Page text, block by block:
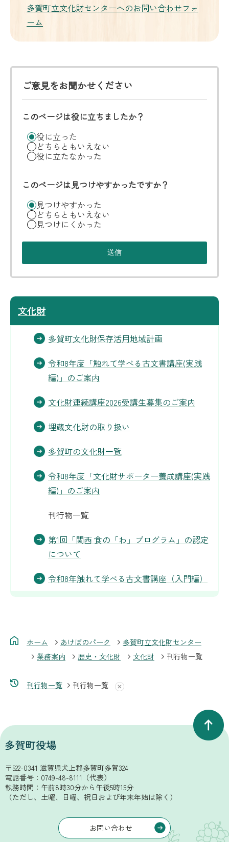
多賀町立文化財センターへのお問い合わせフォ
ーム
ご意見をお聞かせください
このページは役に立ちましたか？
役に立った
どちらともいえない
役に立たなかった
このページは見つけやすかったですか？
見つけやすかった
どちらともいえない
見つけにくかった
文化財
多賀町文化財保存活用地域計画
令和8年度「触れて学べる古文書講座(実践
編)」のご案内
文化財連続講座2026受講生募集のご案内
埋蔵文化財の取り扱い
多賀町の文化財一覧
令和8年度「文化財サポーター養成講座(実践
編)」のご案内
刊行物一覧
第1回「関西 食の「わ」プログラム」の認定
について
令和8年触れて学べる古文書講座（入門編）
ホーム あけぼのパーク
多賀町立文化財センター
業務案内
歴史・文化財 文化財 刊行物一覧
刊行物一覧 刊行物一覧
〒522-0341 滋賀県犬上郡多賀町多賀324
電話番号： 0749-48-8111 （代表）
執務時間：午前8時30分から午後5時15分
（ただし、土曜、日曜、祝日および年末年始は除く）
お問い合わせ